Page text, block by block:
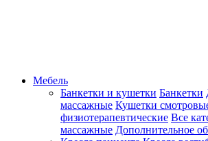
Мебель
Банкетки и кушетки Банкетки
массажные Кушетки
физиотерапевтические Все
массажные Дополнительное